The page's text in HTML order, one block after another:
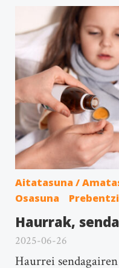
Aitatasuna /
Osasuna
Haurrak,
2025-06-26
Haurrei